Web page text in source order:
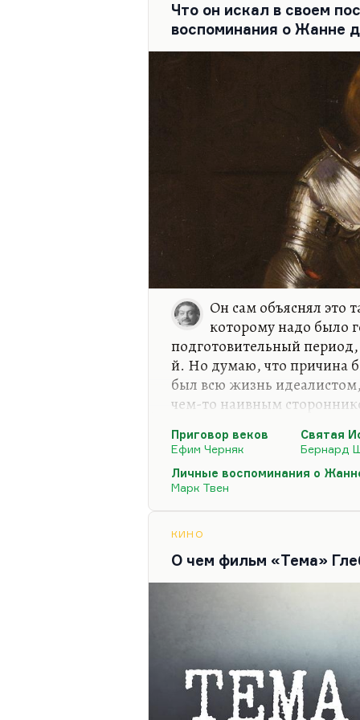
финал такой, что я без
Что он искал в своем
воспоминания о Жанне
Он сам объяснял это
которому надо было
подготовительный период,
й. Но думаю, что причина
был всю жизнь
чем-то наивным
идеалы попирались, ему
женщине, которая их
Вы знаете, что Шоу,
Твена довольно
Приговор веков
Ефим Черняк
Святая
Бернард
Личные воспоминания о
Марк Твен
КИНО
О чем фильм «Тема»